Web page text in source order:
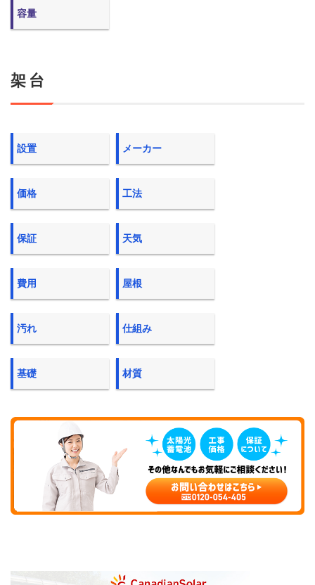
容量
架台
設置 メーカー
価格 工法
保証 天気
費用 屋根
汚れ 仕組み
基礎 材質